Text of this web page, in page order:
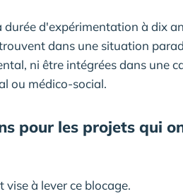
d'expérimentation à dix
dans une situation
ni être intégrées dans une
ou médico-social.
pour les projets qui
à lever ce blocage.